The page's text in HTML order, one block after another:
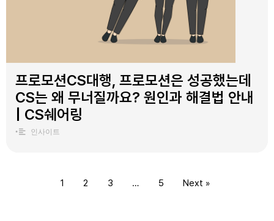
프로모션CS대행, 프로모션은 성공했는데
CS는 왜 무너질까요? 원인과 해결법 안내
| CS쉐어링
• 인사이트
1 2 3 … 5 Next »